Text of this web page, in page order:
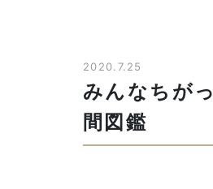
2020.7.25
みんなちが
間図鑑